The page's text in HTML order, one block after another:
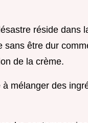
réside dans
sans être dur
de la crème.
mélanger des